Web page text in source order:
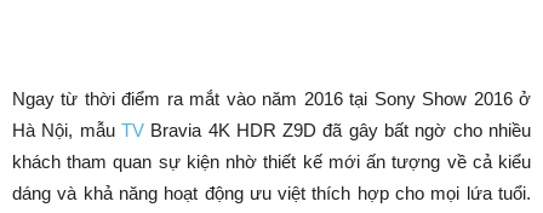
Ngay từ thời điểm ra mắt vào năm 2016 tại Sony Show 2016 ở
Hà Nội, mẫu TVBravia 4K HDR Z9D đã gây bất ngờ cho nhiều
khách tham quan sự kiện nhờ thiết kế mới ấn tượng về cả kiểu
dáng và khả năng hoạt động ưu việt thích hợp cho mọi lứa tuổi.